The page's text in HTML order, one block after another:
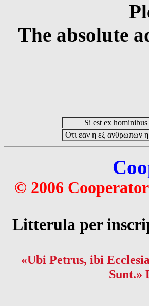
The absolute
Si est ex
Οτι εαν η εξ ανθρωπων η
© 2006
Litterula per
«Ubi Petrus, ibi
Sunt.»